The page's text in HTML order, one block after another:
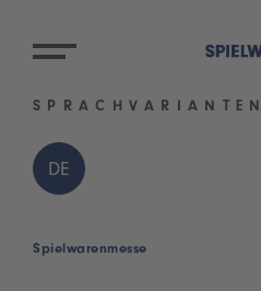
SPRACHVARIANTEN
DE
Spielwarenmesse